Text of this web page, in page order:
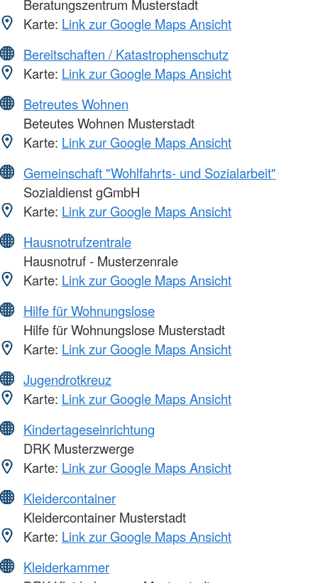
Beratungszentrum Musterstadt
Karte: Link zur Google Maps Ansicht
Bereitschaften / Katastrophenschutz
Karte: Link zur Google Maps Ansicht
Betreutes Wohnen
Beteutes Wohnen Musterstadt
Karte: Link zur Google Maps Ansicht
Gemeinschaft "Wohlfahrts- und Sozialarbeit"
Sozialdienst gGmbH
Karte: Link zur Google Maps Ansicht
Hausnotrufzentrale
Hausnotruf - Musterzenrale
Karte: Link zur Google Maps Ansicht
Hilfe für Wohnungslose
Hilfe für Wohnungslose Musterstadt
Karte: Link zur Google Maps Ansicht
Jugendrotkreuz
Karte: Link zur Google Maps Ansicht
Kindertageseinrichtung
DRK Musterzwerge
Karte: Link zur Google Maps Ansicht
Kleidercontainer
Kleidercontainer Musterstadt
Karte: Link zur Google Maps Ansicht
Kleiderkammer